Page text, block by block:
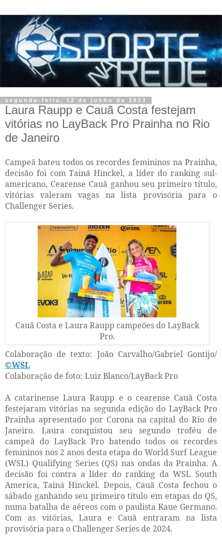
segunda-feira, 12 de junho de 2023
Laura Raupp e Cauã Costa festejam
vitórias no LayBack Pro Prainha no Rio
de Janeiro
Campeã bateu todos os recordes femininos na Prainha,
decisão foi com Tainá Hinckel, a líder do ranking sul-
americano, Cearense Cauã ganhou seu primeiro título,
vitórias valeram vagas na lista provisória para o
Challenger Series.
Cauã Costa e Laura Raupp campeões do LayBack
Pro.
Colaboração de texto: João Carvalho/Gabriel Gontijo/
©WSL
Colaboração de foto: Luiz Blanco/LayBack Pro
A catarinense Laura Raupp e o cearense Cauã Costa
festejaram vitórias na segunda edição do LayBack Pro
Prainha apresentado por Corona na capital do Rio de
Janeiro. Laura conquistou seu segundo troféu de
campeã do LayBack Pro batendo todos os recordes
femininos nos 2 anos desta etapa do World Surf League
(WSL) Qualifying Series (QS) nas ondas da Prainha. A
decisão foi contra a líder do ranking da WSL South
America, Tainá Hinckel. Depois, Cauã Costa fechou o
sábado ganhando seu primeiro título em etapas do QS,
numa batalha de aéreos com o paulista Kaue Germano.
Com as vitórias, Laura e Cauã entraram na lista
provisória para o Challenger Series de 2024.